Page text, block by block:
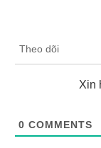
Theo dõi
Xin
0 COMMENTS